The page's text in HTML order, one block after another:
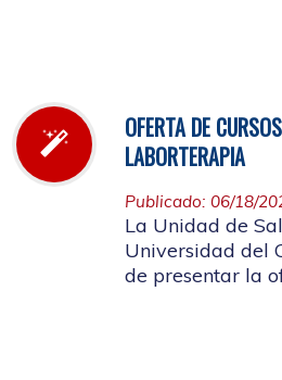
OFERTA DE
LABORTERAPIA
Publicado: 06/18/
La Unidad de
Universidad del
de presentar la